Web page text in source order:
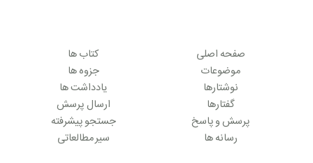
صفحه اصلی
موضوعات
نوشتارها
گفتارها
پرسش و پاسخ
رسانه ها
کتاب ها
جزوه ها
یادداشت ها
ارسال پرسش
جستجو پیشرفته
سیر مطالعاتی